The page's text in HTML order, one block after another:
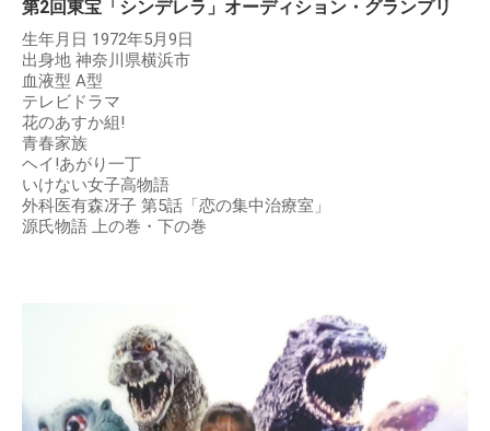
第2回東宝「シンデレラ」オーディション・グランプリ
生年月日 1972年5月9日
出身地 神奈川県横浜市
血液型 A型
テレビドラマ
花のあすか組!
青春家族
ヘイ!あがり一丁
いけない女子高物語
外科医有森冴子 第5話「恋の集中治療室」
源氏物語 上の巻・下の巻